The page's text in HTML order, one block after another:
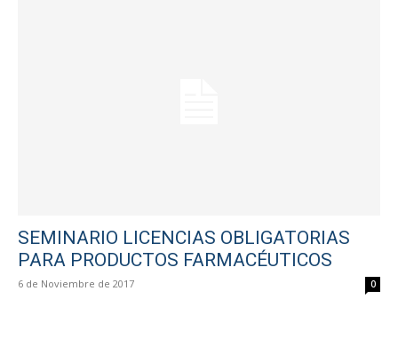
SEMINARIO LICENCIAS OBLIGATORIAS
PARA PRODUCTOS FARMACÉUTICOS
6 de Noviembre de 2017 0